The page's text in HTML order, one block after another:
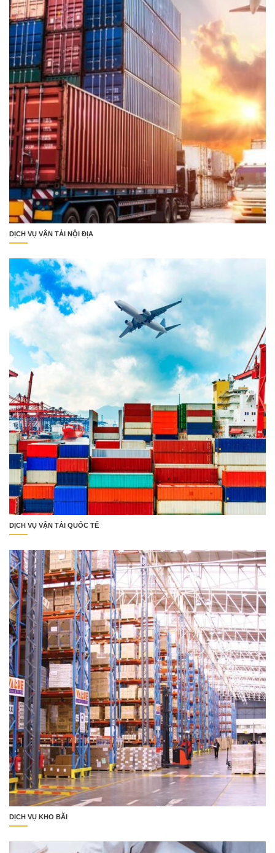
DỊCH VỤ VẬN TẢI NỘI ĐỊA
DỊCH VỤ VẬN TẢI QUỐC TẾ
DỊCH VỤ KHO BÃI